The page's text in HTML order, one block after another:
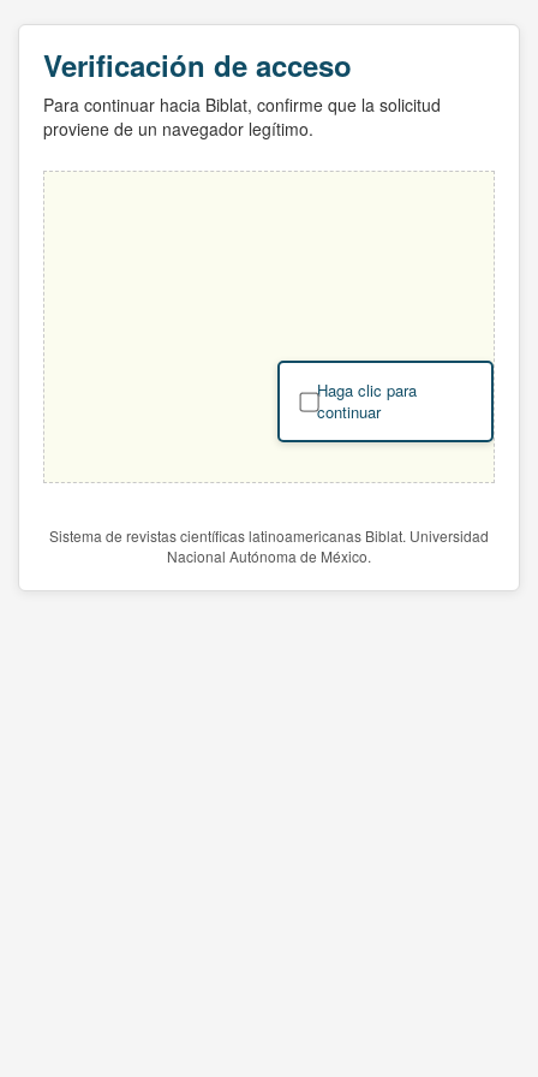
Verificación de acceso
Para continuar hacia Biblat, confirme que la solicitud
proviene de un navegador legítimo.
Haga clic para
continuar
Sistema de revistas científicas latinoamericanas Biblat. Universidad
Nacional Autónoma de México.